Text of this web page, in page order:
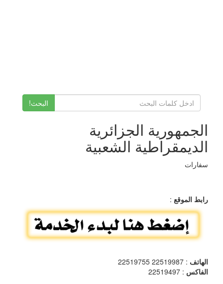
البحث!
الجمهورية الجزائرية
الديمقراطية الشعبية
سفارات
رابط الموقع :
الهاتف : 22519987 22519755
الفاكس : 22519497